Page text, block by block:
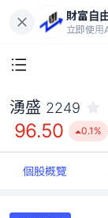
財富自
立即使用
湧盛 2249
96.50 0.1%
個股概覽